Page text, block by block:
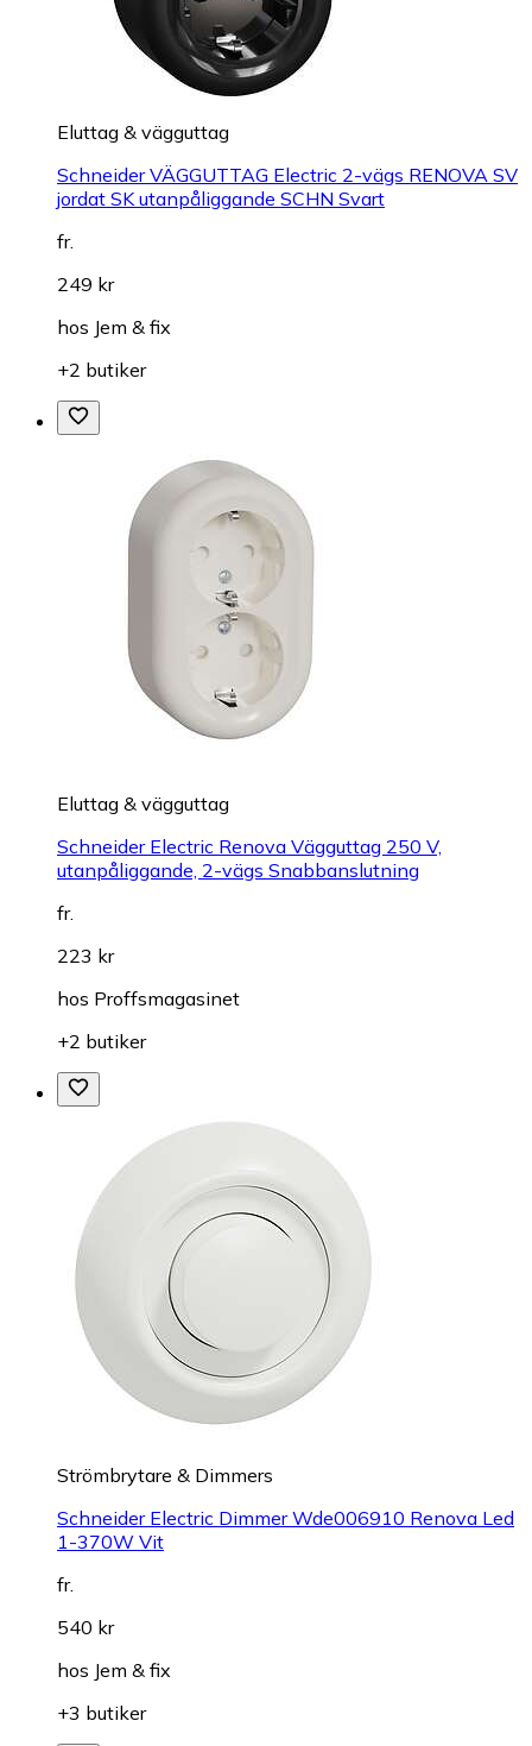
Eluttag & vägguttag
Schneider VÄGGUTTAG Electric 2-vägs RENOVA SV
jordat SK utanpåliggande SCHN Svart
fr.
249 kr
hos Jem & fix
+2 butiker
Eluttag & vägguttag
Schneider Electric Renova Vägguttag 250 V,
utanpåliggande, 2-vägs Snabbanslutning
fr.
223 kr
hos Proffsmagasinet
+2 butiker
Strömbrytare & Dimmers
Schneider Electric Dimmer Wde006910 Renova Led
1-370W Vit
fr.
540 kr
hos Jem & fix
+3 butiker